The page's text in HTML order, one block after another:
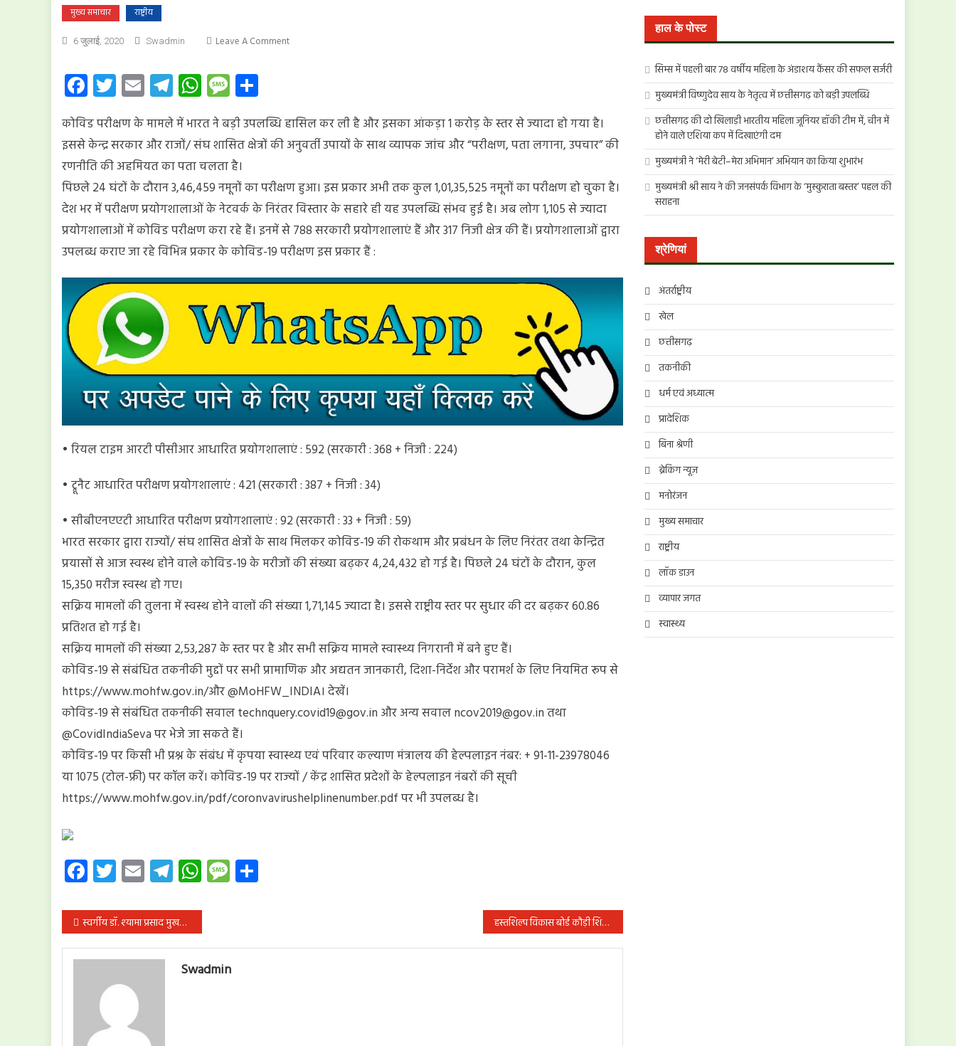
मुख्य समाचार राष्ट्रीय
6 जुलाई, 2020 Swadmin Leave A CommentOn
1
करोड़
Facebook
Twitter
EmailTelegram
WhatsApp
Message
कोविड परीक्षण के मामले में भारत ने बड़ी उपलब्धि हासिल कर ली है और इसका आंकड़ा1 करोड़ के स्तर से ज्यादा हो गया है।
इससे केन्द्र सरकार और राजों/ संघ शासित क्षेत्रों की अनुवर्ती उपायों के साथ व्यापक जांच और “परीक्षण, पता लगाना, उपचार” की
रणनीति की अहमियत का पता चलता है।
पिछले 24 घंटों के दौरान 3,46,459 नमूनों का परीक्षण हुआ। इस प्रकार अभी तक कुल 1,01,35,525 नमूनों का परीक्षण हो चुका है।
देश भर में परीक्षण प्रयोगशालाओं के नेटवर्क के निरंतर विस्तार के सहारे ही यह उपलब्धि संभव हुई है। अब लोग 1,105 से ज्यादा
प्रयोगशालाओं में कोविड परीक्षण करा रहे हैं। इनमें से 788 सरकारी प्रयोगशालाएं हैं और 317 निजी क्षेत्र की हैं। प्रयोगशालाओं द्वारा
उपलब्ध कराए जा रहे विभिन्न प्रकार के कोविड-19 परीक्षण इस प्रकार हैं :
• रियल टाइम आरटी पीसीआर आधारित प्रयोगशालाएं : 592 (सरकारी : 368 + निजी : 224)
• ट्रूनैट आधारित परीक्षण प्रयोगशालाएं : 421 (सरकारी : 387 + निजी : 34)
• सीबीएनएएटी आधारित परीक्षण प्रयोगशालाएं : 92 (सरकारी : 33 + निजी : 59)
भारत सरकार द्वारा राज्यों/ संघ शासित क्षेत्रों के साथ मिलकर कोविड-19 की रोकथाम और प्रबंधन के लिए निरंतर तथा केन्द्रित
प्रयासों से आज स्वस्थ होने वाले कोविड-19 के मरीजों की संख्या बढ़कर 4,24,432 हो गई है। पिछले 24 घंटों के दौरान, कुल
15,350 मरीज स्वस्थ हो गए।
सक्रिय मामलों की तुलना में स्वस्थ होने वालों की संख्या 1,71,145 ज्यादा है। इससे राष्ट्रीय स्तर पर सुधार की दर बढ़कर 60.86
प्रतिशत हो गई है।
सक्रिय मामलों की संख्या 2,53,287 के स्तर पर है और सभी सक्रिय मामले स्वास्थ्य निगरानी में बने हुए हैं।
कोविड-19 से संबंधित तकनीकी मुद्दों पर सभी प्रामाणिक और अद्यतन जानकारी, दिशा-निर्देश और परामर्श के लिए नियमित रूप से
https://www.mohfw.gov.in/और @MoHFW_INDIA। देखें।
कोविड-19 से संबंधित तकनीकी सवाल technquery.covid19@gov.in और अन्य सवाल ncov2019@gov.in तथा
@CovidIndiaSeva पर भेजे जा सकते हैं।
कोविड​​-19 पर किसी भी प्रश्न के संबंध में कृपया स्वास्थ्य एवं परिवार कल्याण मंत्रालय की हेल्पलाइन नंबर: + 91-11-23978046
या 1075 (टोल-फ्री) पर कॉल करें। कोविड-19 पर राज्यों / केंद्र शासित प्रदेशों के हेल्पलाइन नंबरों की सूची
https://www.mohfw.gov.in/pdf/coronvavirushelplinenumber.pdf पर भी उपलब्ध है।
Facebook
Twitter
EmailTelegram
WhatsApp
Message
पोस्ट
नेविगेशन
स्वर्गीय डॉ. श्यामा प्रसाद मुखर्जी के जन्म दिवस पर आज उनके नाम पर किया गया आईएआरआई झारखंड के नए प्रशासनिक और शैक्षणिक भवन का नामकरण हस्तशिल्प विकास बोर्ड कौड़ी शिल्पकारों का कर रहा सर्वेक्षण कार्य
Swadmin
हाल के पोस्ट
सिम्स में पहली बार 78 वर्षीय महिला के अंडाशय कैंसर की सफल सर्जरी
मुख्यमंत्री विष्णुदेव साय के नेतृत्व में छत्तीसगढ़ को बड़ी उपलब्धि
छत्तीसगढ़ की दो खिलाड़ी भारतीय महिला जूनियर हॉकी टीम में, चीन में
होने वाले एशिया कप में दिखाएंगी दम
मुख्यमंत्री ने ‘मेरी बेटी–मेरा अभिमान’ अभियान का किया शुभारंभ
मुख्यमंत्री श्री साय ने की जनसंपर्क विभाग के ‘मुस्कुराता बस्तर’ पहल की
सराहना
श्रेणियां
अंतर्राष्ट्रीय
खेल
छत्तीसगढ़
तकनीकी
धर्म एवं अध्यात्म
प्रादेशिक
बिना श्रेणी
ब्रेकिंग न्यूज़
मनोरंजन
मुख्य समाचार
राष्ट्रीय
लॉक डाउन
व्यापार जगत
स्वास्थ्य